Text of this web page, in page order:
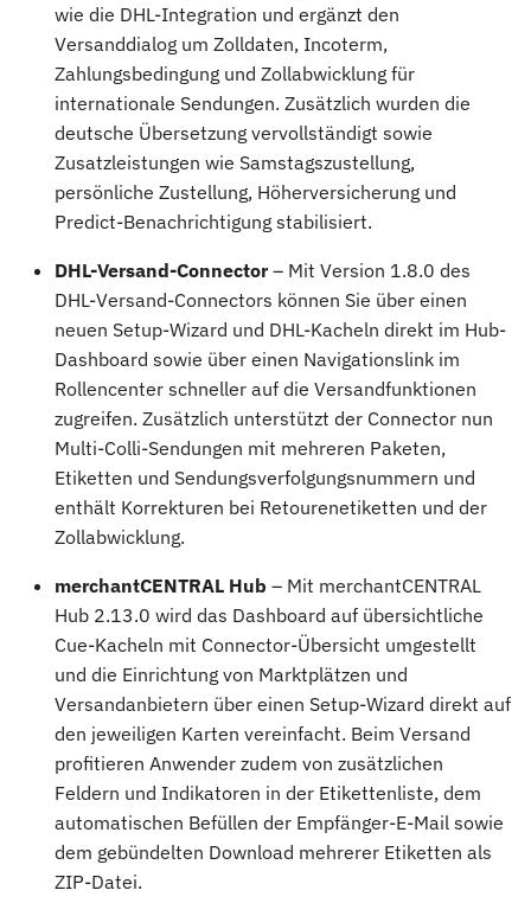
wie die DHL-Integration und ergänzt den
Versanddialog um Zolldaten, Incoterm,
Zahlungsbedingung und Zollabwicklung für
internationale Sendungen. Zusätzlich wurden die
deutsche Übersetzung vervollständigt sowie
Zusatzleistungen wie Samstagszustellung,
persönliche Zustellung, Höherversicherung und
Predict-Benachrichtigung stabilisiert.
DHL-Versand-Connector– Mit Version 1.8.0 des
DHL-Versand-Connectors können Sie über einen
neuen Setup-Wizard und DHL-Kacheln direkt im Hub-
Dashboard sowie über einen Navigationslink im
Rollencenter schneller auf die Versandfunktionen
zugreifen. Zusätzlich unterstützt der Connector nun
Multi-Colli-Sendungen mit mehreren Paketen,
Etiketten und Sendungsverfolgungsnummern und
enthält Korrekturen bei Retourenetiketten und der
Zollabwicklung.
merchantCENTRAL Hub – Mit merchantCENTRAL
Hub 2.13.0 wird das Dashboard auf übersichtliche
Cue-Kacheln mit Connector-Übersicht umgestellt
und die Einrichtung von Marktplätzen und
Versandanbietern über einen Setup-Wizard direkt auf
den jeweiligen Karten vereinfacht. Beim Versand
profitieren Anwender zudem von zusätzlichen
Feldern und Indikatoren in der Etikettenliste, dem
automatischen Befüllen der Empfänger-E-Mail sowie
dem gebündelten Download mehrerer Etiketten als
ZIP-Datei.